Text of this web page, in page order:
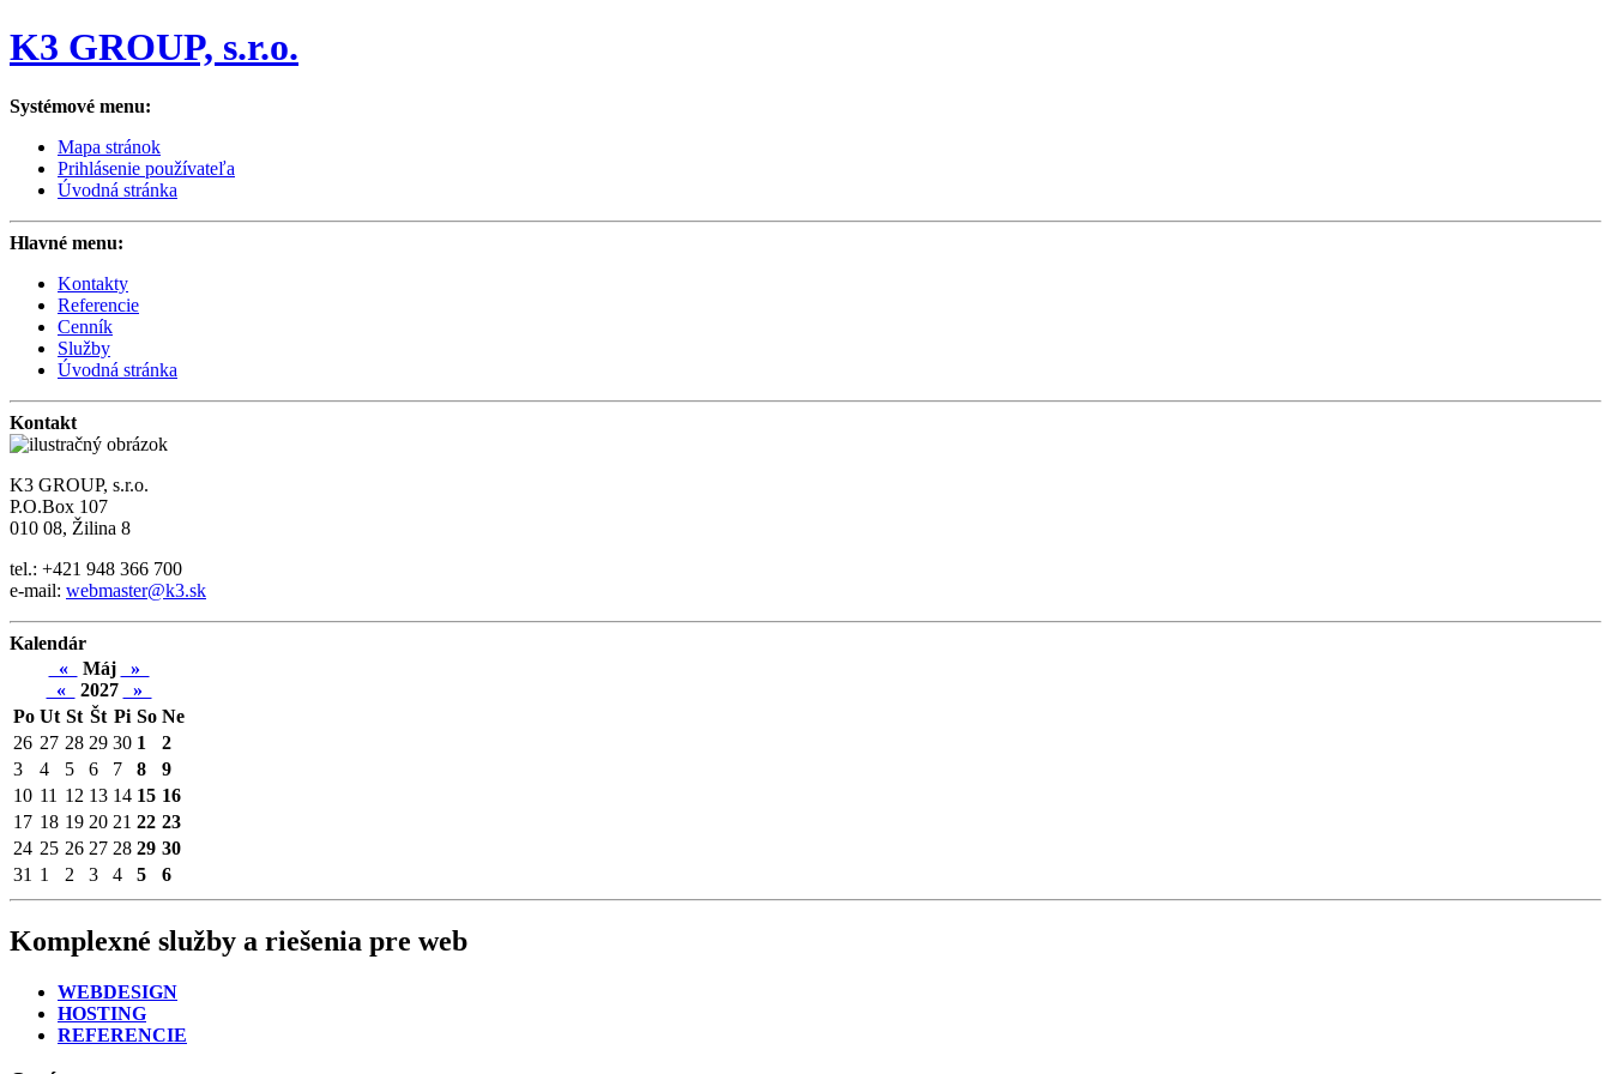
K3 GROUP, s.r.o.
Systémové menu:
Mapa stránok
Prihlásenie používateľa
Úvodná stránka
Hlavné menu:
Kontakty
Referencie
Cenník
Služby
Úvodná stránka
Kontakt
K3 GROUP, s.r.o.
P.O.Box 107
010 08, Žilina 8
tel.: +421 948 366 700
e-mail: webmaster@k3.sk
Kalendár
«
Máj
»
«
2027
»
Po Ut St Št Pi So Ne
26 27 28 29 30 1
2
3
4 5 6 7 8
9
10 11 12 13 14 15 16
17 18 19 20 21 22 23
24 25 26 27 28 29 30
31 1 2 3 4 5 6
Komplexné služby a riešenia pre web
WEBDESIGN
HOSTING
REFERENCIE